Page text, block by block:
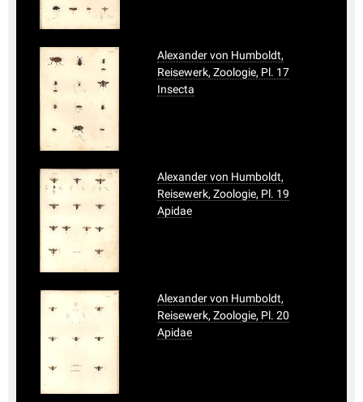
Alexander von Humboldt,
Reisewerk, Zoologie, Pl. 17
Insecta
Alexander von Humboldt,
Reisewerk, Zoologie, Pl. 19
Apidae
Alexander von Humboldt,
Reisewerk, Zoologie, Pl. 20
Apidae